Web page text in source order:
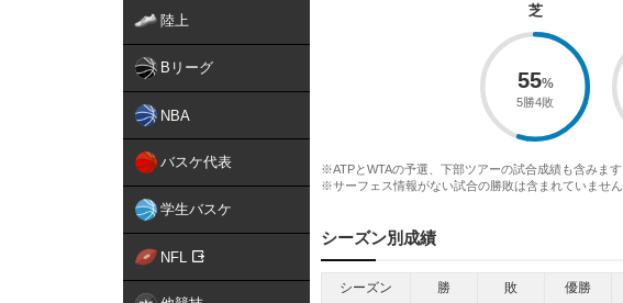
陸上
Bリーグ
NBA
バスケ代表
学生バスケ
NFL
芝
55
5勝4敗
※ATPとWTAの予選、下部ツアーの試合成績も含みます
※サーフェス情報がない試合の勝敗は含まれていません
シーズン別成績
シーズン 勝 敗 優勝